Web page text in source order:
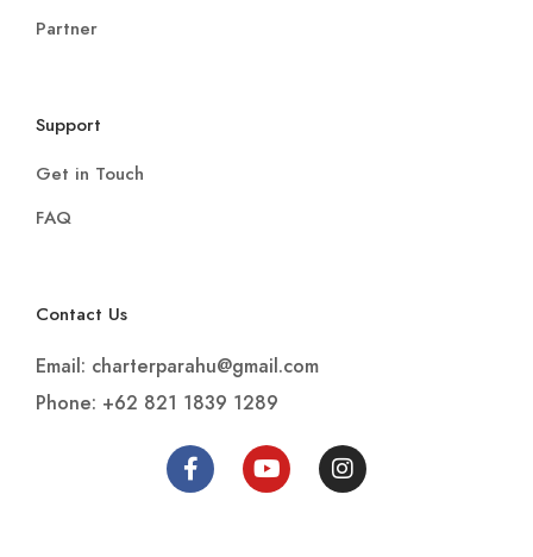
Partner
Support
Get in Touch
FAQ
Contact Us
Email: charterparahu@gmail.com
Phone: +62 821 1839 1289